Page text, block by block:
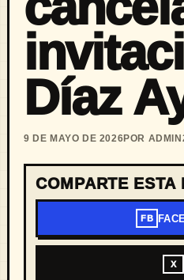
Díaz
9 DE MAYO DE 2026POR ADMIN
COMPARTE ESTA
FB
X